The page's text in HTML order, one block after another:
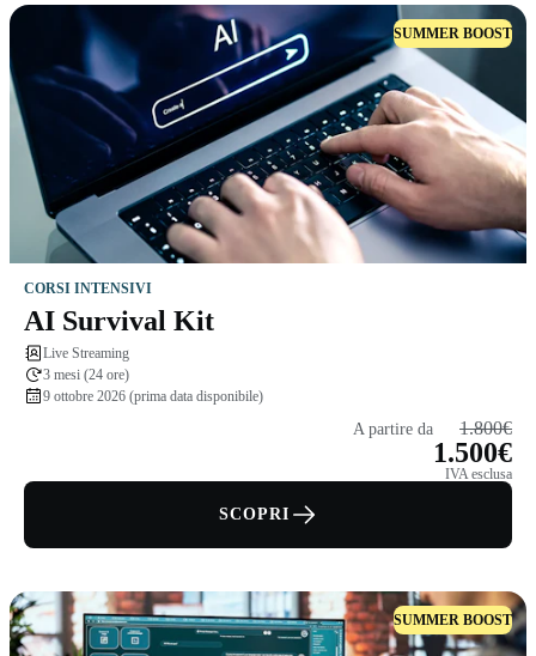
SUMMER BOOST
CORSI INTENSIVI
AI Survival Kit
Live Streaming
3 mesi (24 ore)
9 ottobre 2026 (prima data disponibile)
A partire da 1.800€
1.500€
IVA esclusa
SCOPRI
SUMMER BOOST